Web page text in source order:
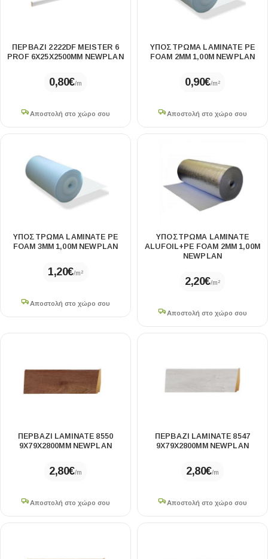
ΠΕΡΒΑΖΙ 2222DF MEISTER 6
ΡROF 6Χ25X2500MM NEWPLAN
0,80€/m
Αποστολή στο χώρο σου
ΥΠΟΣΤΡΩΜΑ LAMINATE PE
FOAM 2MM 1,00Μ NEWPLAN
0,90€/m²
Αποστολή στο χώρο σου
ΥΠΟΣΤΡΩΜΑ LAMINATE PE
FOAM 3MM 1,00Μ NEWPLAN
1,20€/m²
Αποστολή στο χώρο σου
ΥΠΟΣΤΡΩΜΑ LAMINATE
ALUFOIL+PE FOAM 2MM 1,00Μ
NEWPLAN
2,20€/m²
Αποστολή στο χώρο σου
ΠΕΡΒΑΖΙ LAMINATE 8550
9Χ79X2800MM NEWPLAN
2,80€/m
Αποστολή στο χώρο σου
ΠΕΡΒΑΖΙ LAMINATE 8547
9Χ79X2800MM NEWPLAN
2,80€/m
Αποστολή στο χώρο σου